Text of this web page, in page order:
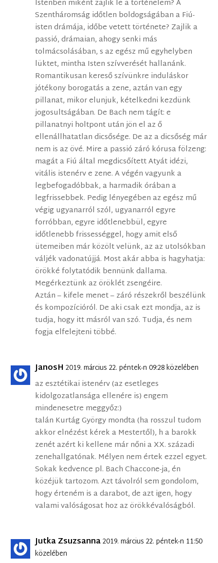
Istenben miként zajlik le a történelem? A
Szentháromság időtlen boldogságában a Fiú-
isten drámája, időbe vetett története? Zajlik a
passió, drámaian, ahogy senki más
tolmácsolásában, s az egész mű egyhelyben
lüktet, mintha Isten szívverését hallanánk.
Romantikusan kereső szívünkre induláskor
jótékony borogatás a zene, aztán van egy
pillanat, mikor elunjuk, kételkedni kezdünk
jogosultságában. De Bach nem tágít: e
pillanatnyi holtpont után jön el az ő
ellenállhatatlan dicsősége. De az a dicsőség már
nem is az övé. Mire a passió záró kórusa fölzeng:
magát a Fiú által megdicsőített Atyát idézi,
vitális istenérv e zene. A végén vagyunk a
legbefogadóbbak, a harmadik órában a
legfrissebbek. Pedig lényegében az egész mű
végig ugyanarról szól, ugyanarról egyre
forróbban, egyre időtlenebbül, egyre
időtlenebb frissességgel, hogy amit első
ütemeiben már közölt velünk, az az utolsókban
váljék vadonatújjá. Most akár abba is hagyhatja:
örökké folytatódik bennünk dallama.
Megérkeztünk az öröklét zsengéire.
Aztán – kifele menet – záró részekről beszélünk
és kompozícióról. De aki csak ezt mondja, az is
tudja, hogy itt másról van szó. Tudja, és nem
fogja elfelejteni többé.
JanosH 2019. március 22. péntek-n 09:28 közelében
az esztétikai istenérv (az esetleges
kidolgozatlansága ellenére is) engem
mindenesetre meggyőz:)
talán Kurtág György mondta (ha rosszul tudom
akkor elnézést kérek a Mestertől), h a barokk
zenét azért ki kellene már nőni a XX. századi
zenehallgatónak. Mélyen nem értek ezzel egyet.
Sokak kedvence pl. Bach Chaccone-ja, én
közéjük tartozom. Azt távolról sem gondolom,
hogy érteném is a darabot, de azt igen, hogy
valami valóságosat hoz az örökkévalóságból.
Jutka Zsuzsanna2019. március 22. péntek-n 11:50
közelében